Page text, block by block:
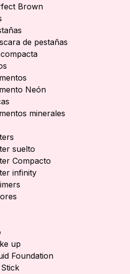
Brown
de pestañas
Neón
minerales
suelto
Compacto
infinity
up
Foundation